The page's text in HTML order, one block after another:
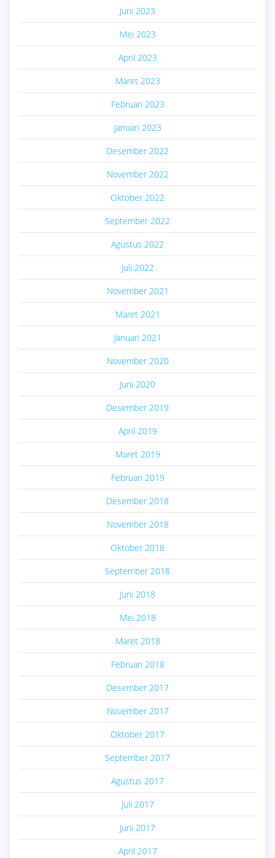
Juni 2023
Mei 2023
April 2023
Maret 2023
Februari 2023
Januari 2023
Desember 2022
November 2022
Oktober 2022
September 2022
Agustus 2022
Juli 2022
November 2021
Maret 2021
Januari 2021
November 2020
Juni 2020
Desember 2019
April 2019
Maret 2019
Februari 2019
Desember 2018
November 2018
Oktober 2018
September 2018
Juni 2018
Mei 2018
Maret 2018
Februari 2018
Desember 2017
November 2017
Oktober 2017
September 2017
Agustus 2017
Juli 2017
Juni 2017
April 2017